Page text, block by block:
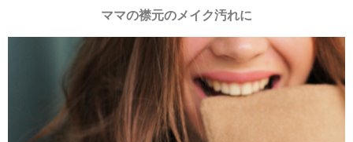
ママの襟元のメイク汚れに